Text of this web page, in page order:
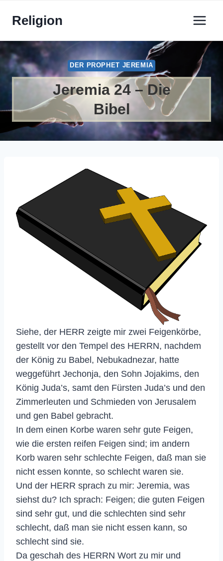
InhaltReligion
DER PROPHET JEREMIA
Jeremia 24 – Die
Bibel
Siehe, der HERR zeigte mir zwei Feigenkörbe,
gestellt vor den Tempel des HERRN, nachdem
der König zu Babel, Nebukadnezar, hatte
weggeführt Jechonja, den Sohn Jojakims, den
König Juda’s, samt den Fürsten Juda’s und den
Zimmerleuten und Schmieden von Jerusalem
und gen Babel gebracht.
In dem einen Korbe waren sehr gute Feigen,
wie die ersten reifen Feigen sind; im andern
Korb waren sehr schlechte Feigen, daß man sie
nicht essen konnte, so schlecht waren sie.
Und der HERR sprach zu mir: Jeremia, was
siehst du? Ich sprach: Feigen; die guten Feigen
sind sehr gut, und die schlechten sind sehr
schlecht, daß man sie nicht essen kann, so
schlecht sind sie.
Da geschah des HERRN Wort zu mir und